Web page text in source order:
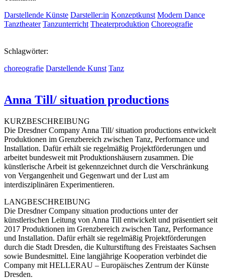
Darstellende Künste Darsteller:in Konzeptkunst Modern Dance
Tanztheater Tanzunterricht Theaterproduktion Choreografie
Schlagwörter:
choreografie Darstellende Kunst Tanz
Anna Till/ situation productions
KURZBESCHREIBUNG
Die Dresdner Company Anna Till/ situation productions entwickelt
Produktionen im Grenzbereich zwischen Tanz, Performance und
Installation. Dafür erhält sie regelmäßig Projektförderungen und
arbeitet bundesweit mit Produktionshäusern zusammen. Die
künstlerische Arbeit ist gekennzeichnet durch die Verschränkung
von Vergangenheit und Gegenwart und der Lust am
interdisziplinären Experimentieren.
LANGBESCHREIBUNG
Die Dresdner Company situation productions unter der
künstlerischen Leitung von Anna Till entwickelt und präsentiert seit
2017 Produktionen im Grenzbereich zwischen Tanz, Performance
und Installation. Dafür erhält sie regelmäßig Projektförderungen
durch die Stadt Dresden, die Kulturstiftung des Freistaates Sachsen
sowie Bundesmittel. Eine langjährige Kooperation verbindet die
Company mit HELLERAU – Europäisches Zentrum der Künste
Dresden.